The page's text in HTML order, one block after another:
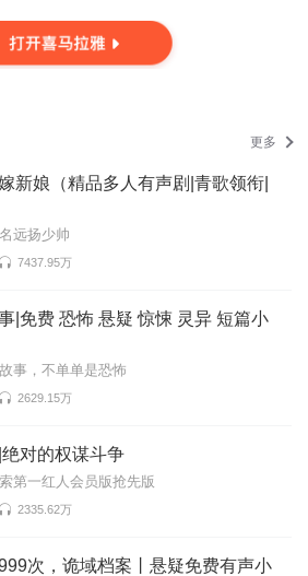
更多
新娘（精品多人有声剧|青歌领衔|
远扬少帅
7437.95万
|免费 恐怖 悬疑 惊悚 灵异 短篇小
事，不单单是恐怖
2629.15万
对的权谋斗争
第一红人会员版抢先版
2335.62万
次，诡域档案丨悬疑免费有声小